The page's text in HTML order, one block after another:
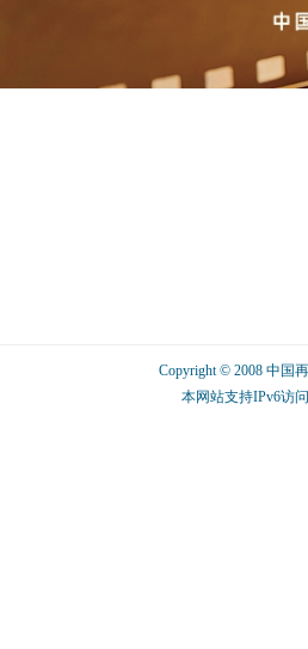
Copyright © 2008 中国
本网站支持IPv6访